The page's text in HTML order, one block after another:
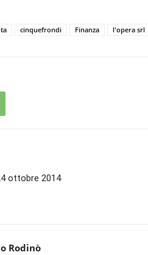
cinquefrondi Finanza l'opera srl
ottobre 2014
Rodinò